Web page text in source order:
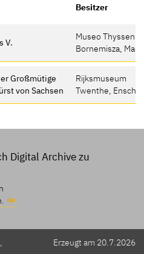
Besitzer
V.
Museo Thyssen-
Bornemisza,
Großmütige
von Sachsen
Rijksmuseum
Twenthe,
Digital Archive zu
Erzeugt am 20.7.2026